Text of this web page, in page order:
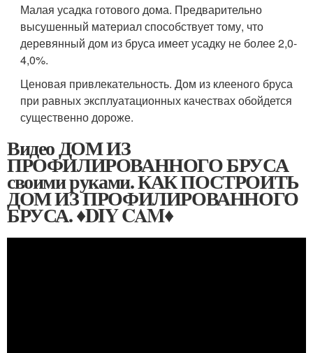
Малая усадка готового дома. Предварительно
высушенный материал способствует тому, что
деревянный дом из бруса имеет усадку не более 2,0-
4,0%.
Ценовая привлекательность. Дом из клееного бруса
при равных эксплуатационных качествах обойдется
существенно дороже.
Видео ДОМ ИЗ
ПРОФИЛИРОВАННОГО БРУСА
своими руками. КАК ПОСТРОИТЬ
ДОМ ИЗ ПРОФИЛИРОВАННОГО
БРУСА. ♦DIY CAM♦